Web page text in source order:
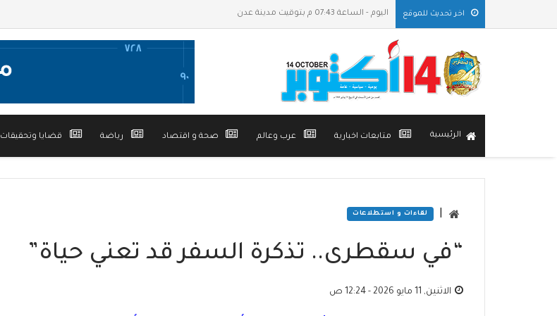
اخر تحديث للموقع اليوم - الساعة 07:43 م بتوقيت مدينة عدن
الرئيسية متابعات اخبارية عرب وعالم صحة و اقتصاد رياضة قضايا وتحقيقات
لقاءات و استطلاعات
“في سقطرى.. تذكرة السفر قد تعني حياة”
الاثنين, 11 مايو 2026 - 12:24 ص